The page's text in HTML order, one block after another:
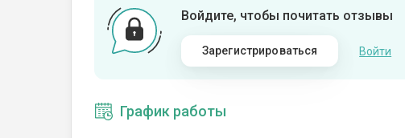
Войдите, чтобы почитать отзывы
Зарегистрироваться Войти
График работы